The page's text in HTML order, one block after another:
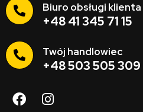
Biuro obsługi klienta
+48 41 345 71 15
Twój handlowiec
+48 503 505 309